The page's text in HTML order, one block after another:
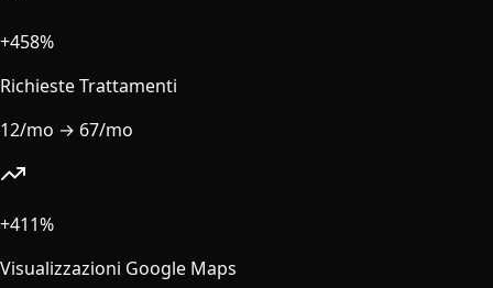
+458%
Richieste Trattamenti
12/mo → 67/mo
+411%
Visualizzazioni Google Maps